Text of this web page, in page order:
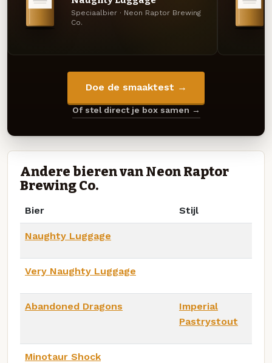
Speciaalbier · Neon Raptor Brewing
Co.
Doe de smaaktest →
Of stel direct je box samen →
Andere bieren van Neon Raptor
Brewing Co.
Bier Stijl
Naughty Luggage
Very Naughty Luggage
Abandoned Dragons
Imperial
Pastrystout
Minotaur Shock